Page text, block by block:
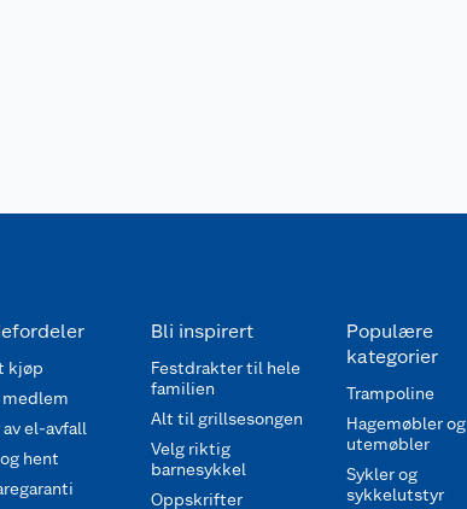
kjøp
medlem
av el-avfall
hent
Bli inspirert
Festdrakter til hele
familien
Alt til grillsesongen
Velg riktig
barnesykkel
Oppskrifter
Populære
kategorier
Trampoline
Hagemøbler og
utemøbler
Sykler og
sykkelutstyr